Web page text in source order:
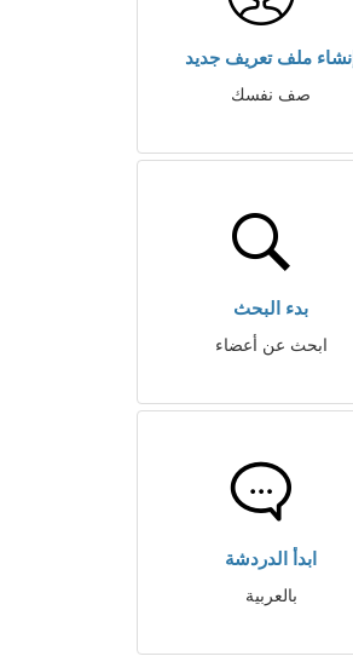
إنشاء ملف تعريف جديد
صف نفسك
بدء البحث
ابحث عن أعضاء
ابدأ الدردشة
بالعربية